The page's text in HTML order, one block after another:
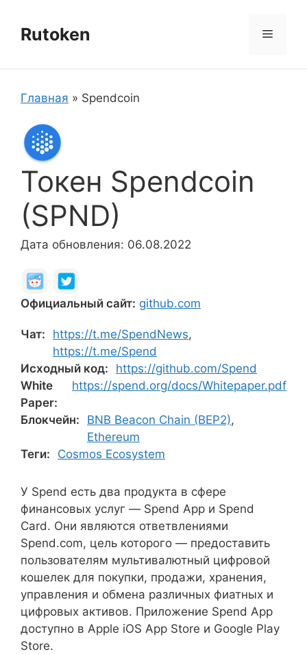
содержимому
Rutoken Меню
Главная » Spendcoin
Токен Spendcoin
(SPND)
Дата обновления: 06.08.2022
Официальный сайт: github.com
Чат: https://t.me/SpendNews,
https://t.me/Spend
Исходный код:
https://github.com/Spend
White
Paper:
https://spend.org/docs/Whitepaper.pdf
Блокчейн: BNB Beacon Chain (BEP2),
Ethereum
Теги:
Cosmos Ecosystem
У Spend есть два продукта в сфере
финансовых услуг — Spend App и Spend
Card. Они являются ответвлениями
Spend.com, цель которого — предоставить
пользователям мультивалютный цифровой
кошелек для покупки, продажи, хранения,
управления и обмена различных фиатных и
цифровых активов. Приложение Spend App
доступно в Apple iOS App Store и Google Play
Store.